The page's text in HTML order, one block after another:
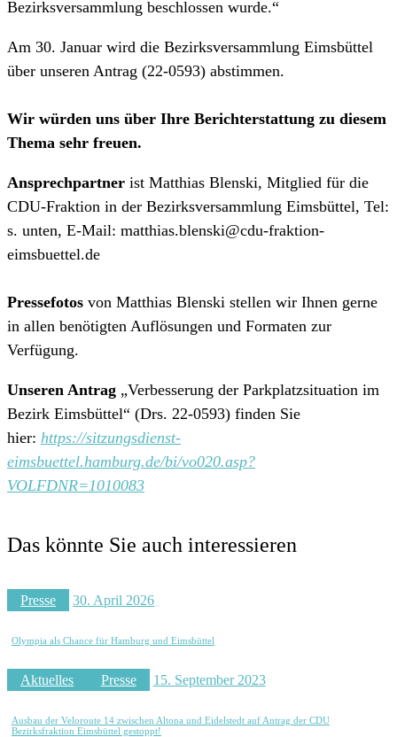
Bezirksversammlung beschlossen wurde.“
Am 30. Januar wird die Bezirksversammlung Eimsbüttel
über unseren Antrag (22-0593) abstimmen.
Wir würden uns über Ihre Berichterstattung zu diesem
Thema sehr freuen.
Ansprechpartner ist Matthias Blenski, Mitglied für die
CDU-Fraktion in der Bezirksversammlung Eimsbüttel, Tel:
s. unten, E-Mail: matthias.blenski@cdu-fraktion-
eimsbuettel.de
Pressefotos von Matthias Blenski stellen wir Ihnen gerne
in allen benötigten Auflösungen und Formaten zur
Verfügung.
Unseren Antrag „Verbesserung der Parkplatzsituation im
Bezirk Eimsbüttel“ (Drs. 22-0593) finden Sie
hier: https://sitzungsdienst-
eimsbuettel.hamburg.de/bi/vo020.asp?
VOLFDNR=1010083
Das könnte Sie auch interessieren
Presse 30. April 2026
Olympia als Chance für Hamburg und Eimsbüttel
Aktuelles Presse 15. September 2023
Ausbau der Veloroute 14 zwischen Altona und Eidelstedt auf Antrag der CDU
Bezirksfraktion Eimsbüttel gestoppt!